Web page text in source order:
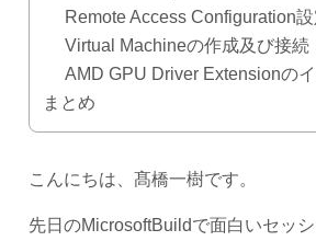
Remote Access Configuration
Virtual Machineの作成及び接続
AMD GPU Driver Extensionの
まとめ
こんにちは、髙橋一樹です。
先日のMicrosoftBuildで面白いセッ